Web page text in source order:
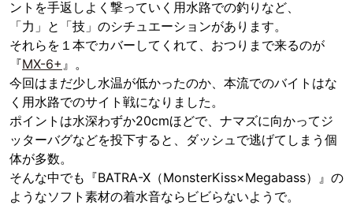
ントを手返しよく撃っていく用水路での釣りなど、
「力」と「技」のシチュエーションがあります。
それらを１本でカバーしてくれて、おつりまで来るのが
『MX-6+ 』。
今回はまだ少し水温が低かったのか、本流でのバイトはな
く用水路でのサイト戦になりました。
ポイントは水深わずか20cmほどで、ナマズに向かってジ
ッターバグなどを投下すると、ダッシュで逃げてしまう個
体が多数。
そんな中でも『BATRA-X（MonsterKiss×Megabass）』の
ようなソフト素材の着水音ならビビらないようで。